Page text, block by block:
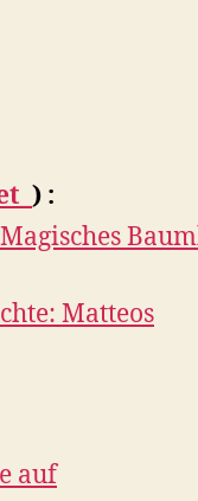
) :
Matteos
auf